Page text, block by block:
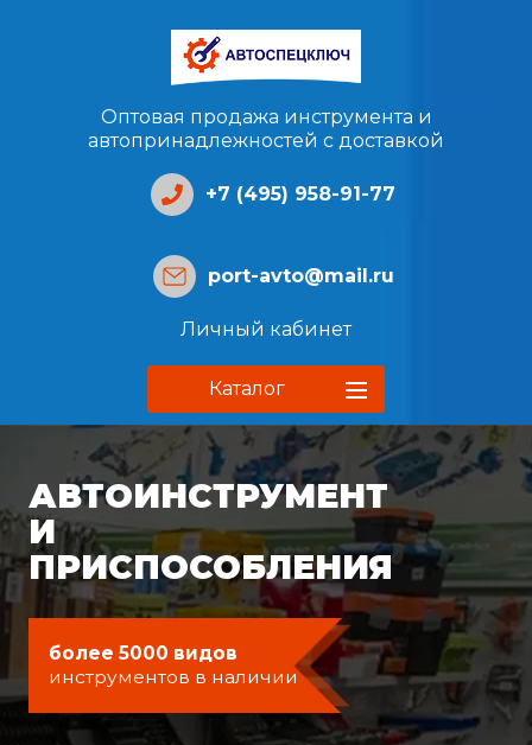
Оптовая продажа инструмента и
автопринадлежностей с доставкой
+7 (495) 958-91-77
port-avto@mail.ru
Личный кабинет
Каталог
АВТОИНСТРУМЕНТ
И
ПРИСПОСОБЛЕНИЯ
более 5000 видов
инструментов в наличии